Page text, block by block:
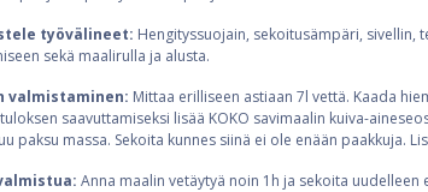
työvälineet: Hengityssuojain, sekoitusämpäri, sivellin,
sekä maalirulla ja alusta.
valmistaminen: Mittaa erilliseen astiaan 7l vettä. Kaada
saavuttamiseksi lisää KOKO savimaalin kuiva-
paksu massa. Sekoita kunnes siinä ei ole enään paakkuja.
Anna maalin vetäytyä noin 1h ja sekoita uudelleen